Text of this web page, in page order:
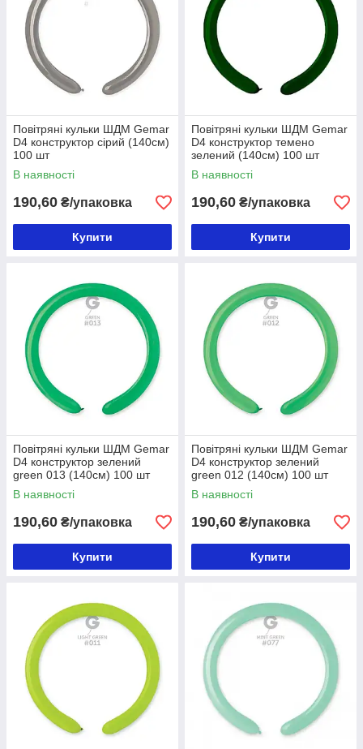
Повітряні кульки ШДМ Gemar
D4 конструктор сірий (140см)
100 шт
В наявності
190,60 ₴/упаковка
Купити
Повітряні кульки ШДМ Gemar
D4 конструктор темено
зелений (140см) 100 шт
В наявності
190,60 ₴/упаковка
Купити
Повітряні кульки ШДМ Gemar
D4 конструктор зелений
green 013 (140см) 100 шт
В наявності
190,60 ₴/упаковка
Купити
Повітряні кульки ШДМ Gemar
D4 конструктор зелений
green 012 (140см) 100 шт
В наявності
190,60 ₴/упаковка
Купити